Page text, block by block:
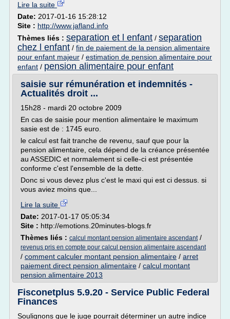
Lire la suite
Date: 2017-01-16 15:28:12
Site : http://www.jafland.info
Thèmes liés : separation et l enfant / separation
chez l enfant / fin de paiement de la pension alimentaire
pour enfant majeur / estimation de pension alimentaire pour
enfant / pension alimentaire pour enfant
saisie sur rémunération et indemnités -
Actualités droit ...
15h28 - mardi 20 octobre 2009
En cas de saisie pour mention alimentaire le maximum
sasie est de : 1745 euro.
le calcul est fait tranche de revenu, sauf que pour la
pension alimentaire, cela dépend de la créance présentée
au ASSEDIC et normalement si celle-ci est présentée
conforme c'est l'ensemble de la dette.
Donc si vous devez plus c'est le maxi qui est ci dessus. si
vous aviez moins que...
Lire la suite
Date: 2017-01-17 05:05:34
Site : http://emotions.20minutes-blogs.fr
Thèmes liés : calcul montant pension alimentaire ascendant/
revenus pris en compte pour calcul pension alimentaire ascendant
/ comment calculer montant pension alimentaire / arret
paiement direct pension alimentaire / calcul montant
pension alimentaire 2013
Fisconetplus 5.9.20 - Service Public Federal
Finances
Soulignons que le juge pourrait déterminer un autre indice